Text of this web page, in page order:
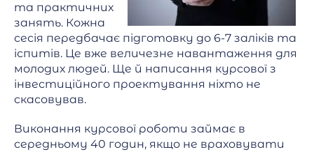
та практичних
занять. Кожна
сесія передбачає підготовку до 6-7 заліків та
іспитів. Це вже величезне навантаження для
молодих людей. Ще й написання курсової з
інвестиційного проектування ніхто не
скасовував.
Виконання курсової роботи займає в
середньому 40 годин, якщо не враховувати